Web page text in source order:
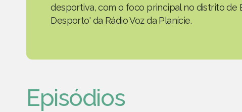
desportiva, com o foco principal no distrito de
Desporto' da Rádio Voz da Planície.
Episódios